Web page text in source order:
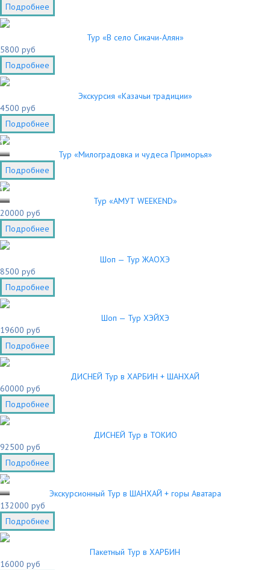
Подробнее
Тур «В село Сикачи-Алян»
5800 руб
Подробнее
Экскурсия «Казачьи традиции»
4500 руб
Подробнее
Тур «Милоградовка и чудеса Приморья»
Подробнее
Тур «АМУТ WEEKEND»
20000 руб
Подробнее
Шоп — Тур ЖАОХЭ
8500 руб
Подробнее
Шоп — Тур ХЭЙХЭ
19600 руб
Подробнее
ДИСНЕЙ Тур в ХАРБИН + ШАНХАЙ
60000 руб
Подробнее
ДИСНЕЙ Тур в ТОКИО
92500 руб
Подробнее
Экскурсионный Тур в ШАНХАЙ + горы Аватара
132000 руб
Подробнее
Пакетный Тур в ХАРБИН
16000 руб